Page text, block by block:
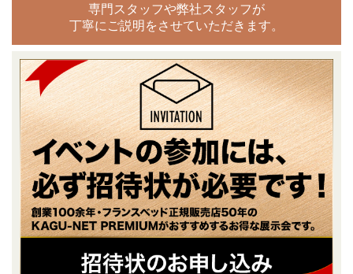
専門スタッフや弊社スタッフが
丁寧にご説明をさせていただきます。